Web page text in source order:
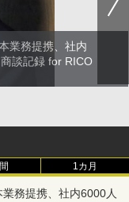
業務提携、社内
談記録 for RICO
1カ月
務提携、社内6000人